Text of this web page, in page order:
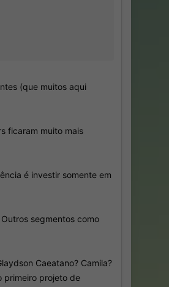
(que muitos aqui
ficaram muito mais
é investir somente em
segmentos como
Caeatano? Camila?
primeiro projeto de